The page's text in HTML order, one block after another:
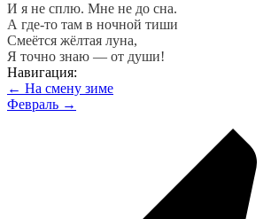
И я не сплю. Мне не до сна.
А где-то там в ночной тиши
Смеётся жёлтая луна,
Я точно знаю — от души!
Навигация:
← На смену зиме
Февраль →